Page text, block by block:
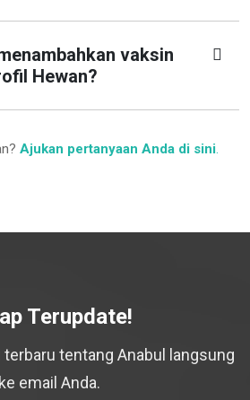
vaksin
Hewan?
Ajukan pertanyaan Anda di sini.
Terupdate!
tentang Anabul langsung
ke email Anda.